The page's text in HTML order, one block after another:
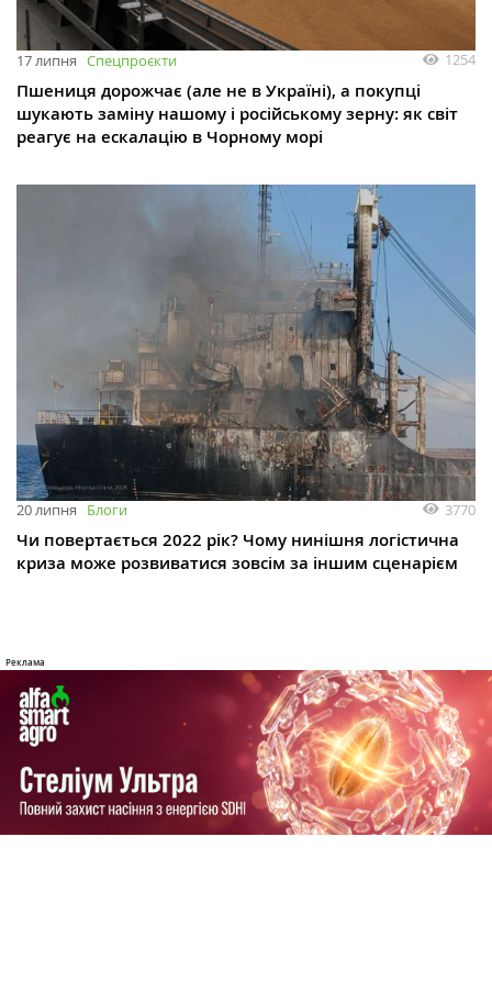
17 липня Спецпроєкти 1254
Пшениця дорожчає (але не в Україні), а покупці
шукають заміну нашому і російському зерну: як світ
реагує на ескалацію в Чорному морі
20 липня Блоги 3770
Чи повертається 2022 рік? Чому нинішня логістична
криза може розвиватися зовсім за іншим сценарієм